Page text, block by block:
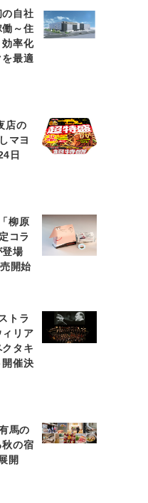
自社
～住
効率化
を最適
店の
マヨ
日
柳原
コラ
登場
開始
トラ
リア
タキ
開催決
馬の
の宿
開